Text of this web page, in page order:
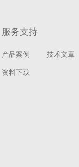
服务支持
产品案例
技术文章
资料下载